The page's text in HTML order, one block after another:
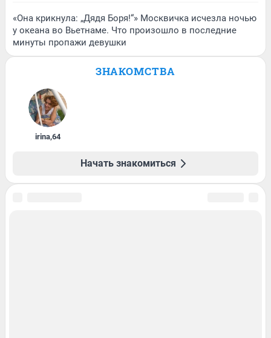
«Она крикнула: „Дядя Боря!“» Москвичка исчезла ночью
у океана во Вьетнаме. Что произошло в последние
минуты пропажи девушки
ЗНАКОМСТВА
irina,64
Начать знакомиться